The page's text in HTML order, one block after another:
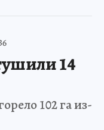
14
102 га из-